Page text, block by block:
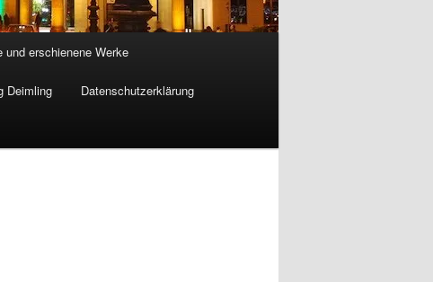
und erschienene Werke
Deimling Datenschutzerklärung